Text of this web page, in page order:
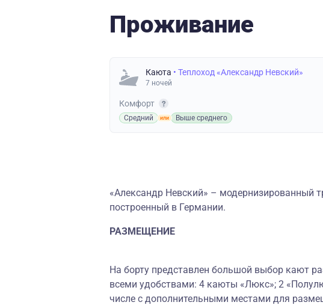
Проживание
Каюта • Теплоход «Александр Невский»
7 ночей
Комфорт
Средний Выше среднего
«Александр Невский» – модернизированный
построенный в Германии.
РАЗМЕЩЕНИЕ
На борту представлен большой выбор кают
всеми удобствами: 4 каюты «Люкс»; 2
числе с дополнительными местами для